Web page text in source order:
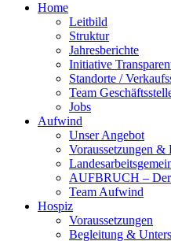
Home
Leitbild
Struktur
Jahresberichte
Initiative
Standorte /
Team
Jobs
Aufwind
Unser Angebot
Voraussetzungen &
AUFBRUCH –
Team Aufwind
Hospiz
Voraussetzungen
Begleitung &